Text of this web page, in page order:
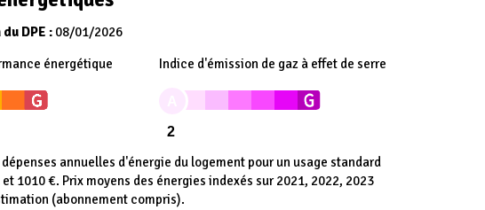
DPE : 08/01/2026
énergétique
Indice d'émission de gaz à effet de serre
2
annuelles d'énergie du logement pour un usage standard
1010 €. Prix moyens des énergies indexés sur 2021, 2022, 2023
(abonnement compris).